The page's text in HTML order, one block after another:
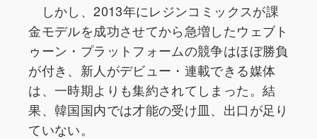
しかし、2013年にレジンコミックスが課
金モデルを成功させてから急増したウェブト
ゥーン・プラットフォームの競争はほぼ勝負
が付き、新人がデビュー・連載できる媒体
は、一時期よりも集約されてしまった。結
果、韓国国内では才能の受け皿、出口が足り
ていない。